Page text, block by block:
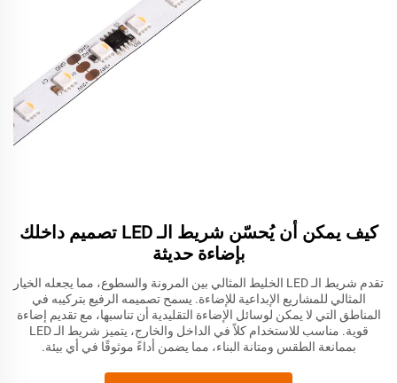
كيف يمكن أن يُحسّن شريط الـ LED تصميم داخلك
بإضاءة حديثة
تقدم شريط الـ LED الخليط المثالي بين المرونة والسطوع، مما يجعله الخيار
المثالي للمشاريع الإبداعية للإضاءة. يسمح تصميمه الرفيع بتركيبه في
المناطق التي لا يمكن لوسائل الإضاءة التقليدية أن تناسبها، مع تقديم إضاءة
قوية. مناسب للاستخدام كلاً في الداخل والخارج، يتميز شريط الـ LED
بممانعة الطقس ومتانة البناء، مما يضمن أداءً موثوقًا في أي بيئة.